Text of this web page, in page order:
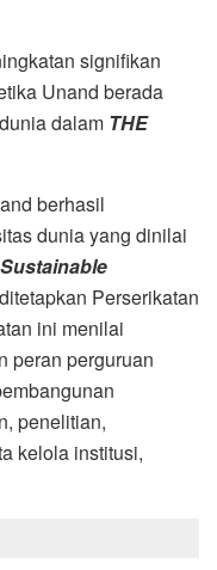
signifikan
Unand berada
dalam THE
berhasil
dunia yang dinilai
Sustainable
Perserikatan
ini menilai
peran perguruan
penelitian,
kelola institusi,